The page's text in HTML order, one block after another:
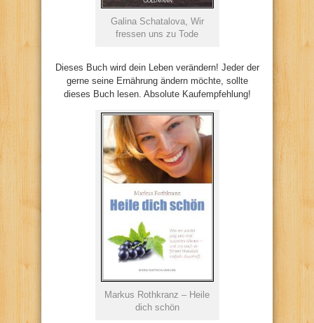
Galina Schatalova, Wir
fressen uns zu Tode
Dieses Buch wird dein Leben verändern! Jeder der
gerne seine Ernährung ändern möchte, sollte
dieses Buch lesen. Absolute Kaufempfehlung!
Markus Rothkranz – Heile
dich schön